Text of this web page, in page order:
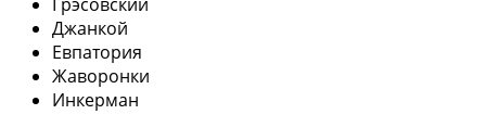
Джанкой
Евпатория
Жаворонки
Инкерман